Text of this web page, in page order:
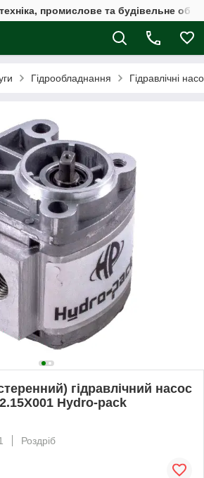
промислове та будівельне
Гідрообладнання Гідравлічні
гідравлічний насос
Hydro-pack
Роздріб